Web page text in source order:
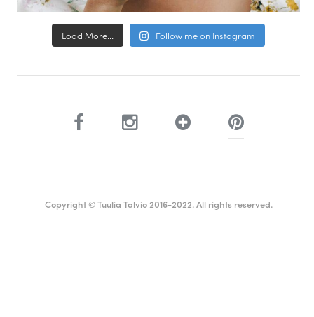
Load More... Follow me on Instagram
Copyright © Tuulia Talvio 2016-2022. All rights reserved.